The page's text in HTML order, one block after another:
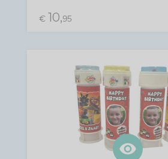
€ 10,95
visibility